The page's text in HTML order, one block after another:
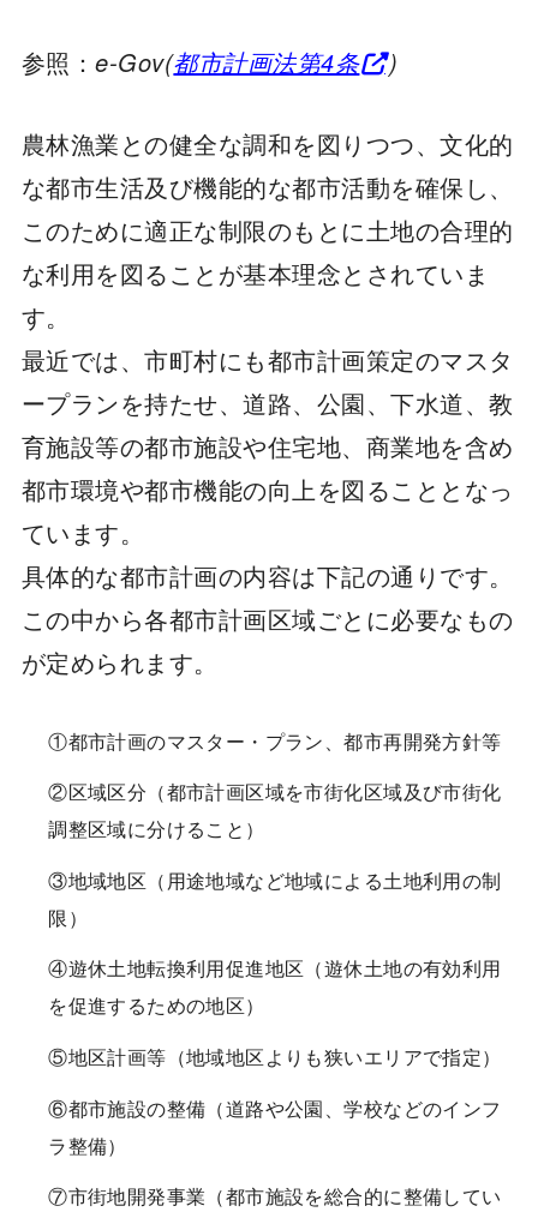
参照：e-Gov(都市計画法第4条 )
農林漁業との健全な調和を図りつつ、文化的
な都市生活及び機能的な都市活動を確保し、
このために適正な制限のもとに土地の合理的
な利用を図ることが基本理念とされていま
す。
最近では、市町村にも都市計画策定のマスタ
ープランを持たせ、道路、公園、下水道、教
育施設等の都市施設や住宅地、商業地を含め
都市環境や都市機能の向上を図ることとなっ
ています。
具体的な都市計画の内容は下記の通りです。
この中から各都市計画区域ごとに必要なもの
が定められます。
①都市計画のマスター・プラン、都市再開発方針等
②区域区分（都市計画区域を市街化区域及び市街化
調整区域に分けること）
③地域地区（用途地域など地域による土地利用の制
限）
④遊休土地転換利用促進地区（遊休土地の有効利用
を促進するための地区）
⑤地区計画等（地域地区よりも狭いエリアで指定）
⑥都市施設の整備（道路や公園、学校などのインフ
ラ整備）
⑦市街地開発事業（都市施設を総合的に整備してい